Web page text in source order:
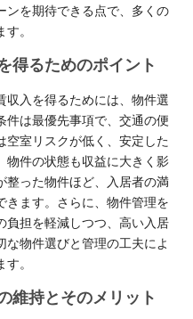
ンを期待できる点で、多くの
。
得るためのポイント
収入を得るためには、物件選
件は最優先事項で、交通の便
空室リスクが低く、安定した
物件の状態も収益に大きく影
整った物件ほど、入居者の満
きます。さらに、物件管理を
負担を軽減しつつ、高い入居
物件選びと管理の工夫によ
。
維持とそのメリット